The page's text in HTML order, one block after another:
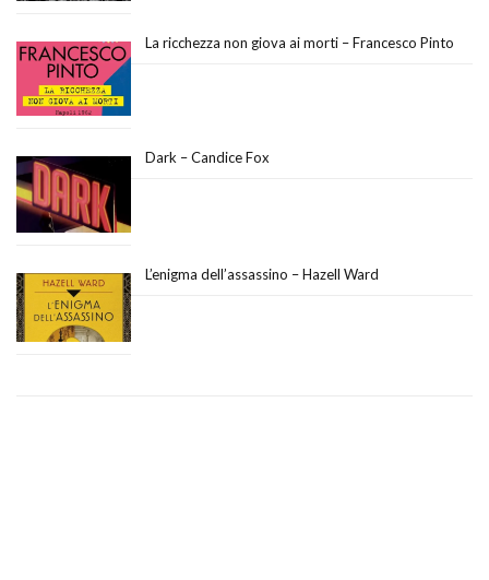
La ricchezza non giova ai morti – Francesco Pinto
Dark – Candice Fox
L’enigma dell’assassino – Hazell Ward